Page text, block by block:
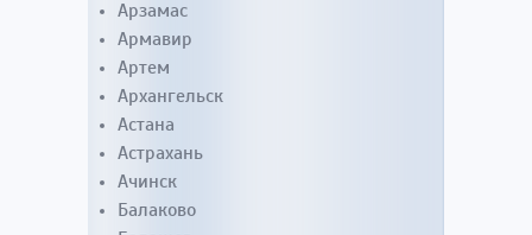
Арзамас
Армавир
Артем
Архангельск
Астана
Астрахань
Ачинск
Балаково